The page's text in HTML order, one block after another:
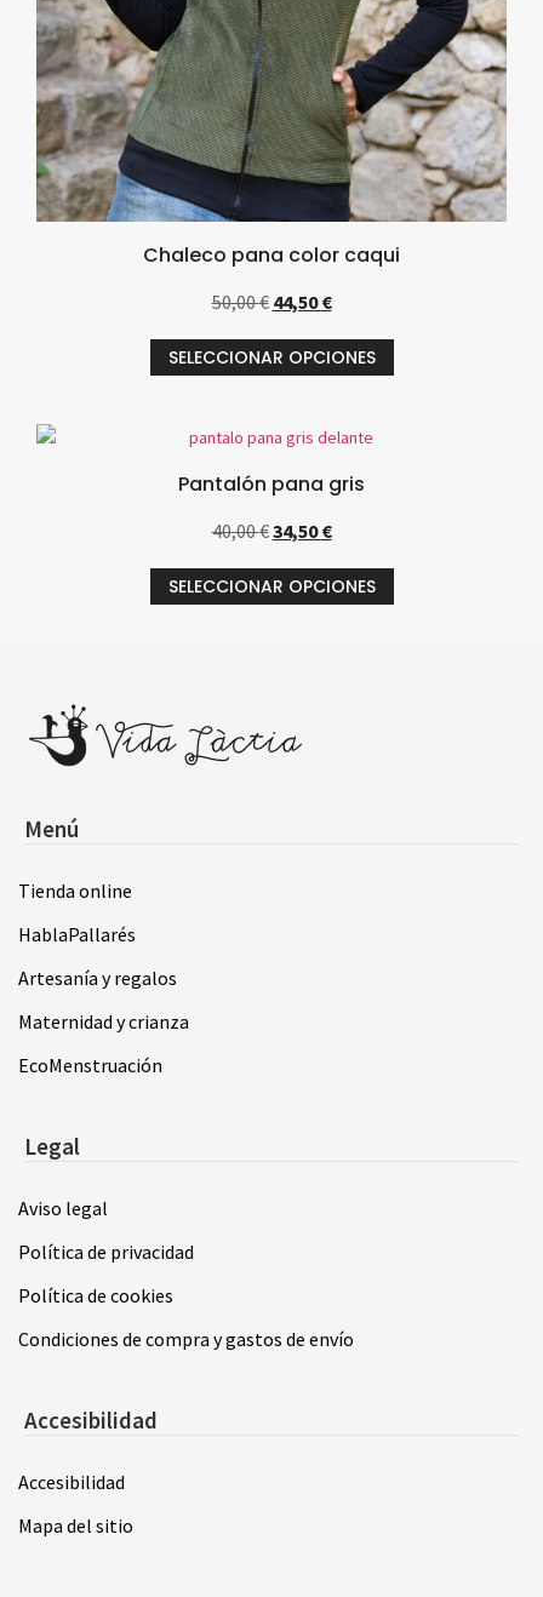
Chaleco pana color caqui
50,00€ 44,50€
SELECCIONAR OPCIONES
Pantalón pana gris
40,00€34,50€
SELECCIONAR OPCIONES
Menú
Tienda online
HablaPallarés
Artesanía y regalos
Maternidad y crianza
EcoMenstruación
Legal
Aviso legal
Política de privacidad
Política de cookies
Condiciones de compra y gastos de envío
Accesibilidad
Accesibilidad
Mapa del sitio